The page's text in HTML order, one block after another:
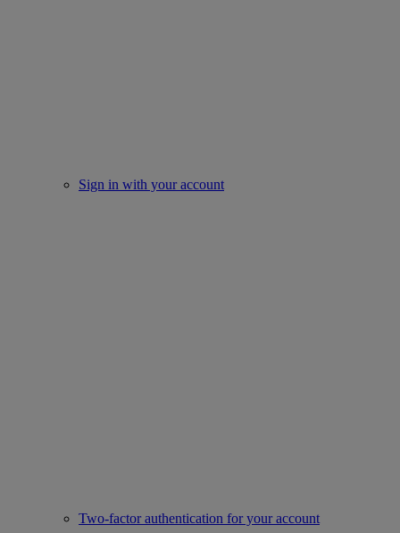
Sign in with your account
Two-factor authentication for your account